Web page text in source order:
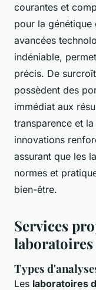
courantes et
pour la
avancées
indéniable,
précis. De
possèdent des
immédiat aux
transparence et
innovations
assurant que les
normes et
bien-être.
Services
laboratoires
Types
Les laboratoires